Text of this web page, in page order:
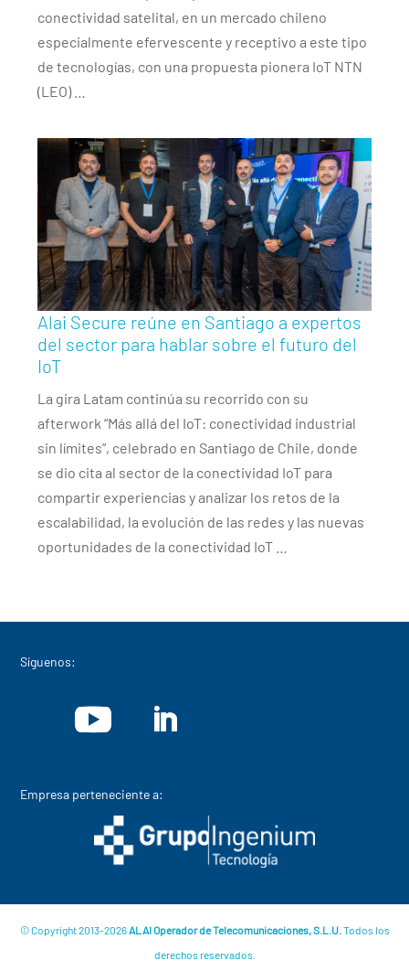
conectividad satelital, en un mercado chileno
especialmente efervescente y receptivo a este tipo
de tecnologías, con una propuesta pionera IoT NTN
(LEO) …
Alai Secure reúne en Santiago a expertos
del sector para hablar sobre el futuro del
IoT
La gira Latam continúa su recorrido con su
afterwork “Más allá del IoT: conectividad industrial
sin límites”, celebrado en Santiago de Chile, donde
se dio cita al sector de la conectividad IoT para
compartir experiencias y analizar los retos de la
escalabilidad, la evolución de las redes y las nuevas
oportunidades de la conectividad IoT …
Síguenos:
Empresa perteneciente a:
© Copyright 2013-2026 ALAI Operador de Telecomunicaciones, S.L.U. Todos los
derechos reservados.